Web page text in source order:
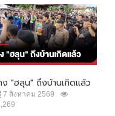
ง "ฮลุน" ถึงบ้านเกิดแล้ว
7 สิงหาคม 2569